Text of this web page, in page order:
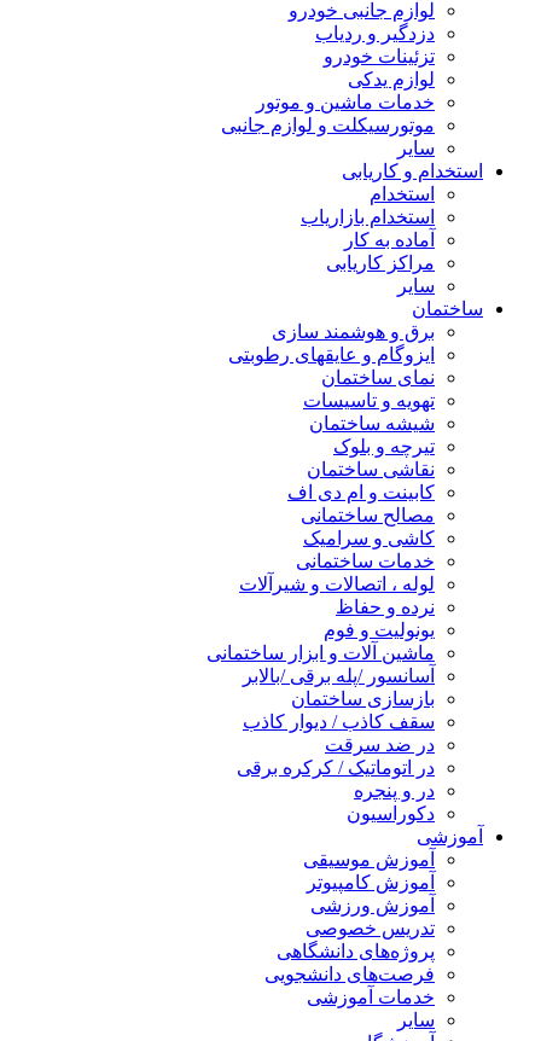
لوازم جانبی خودرو
دزدگیر و ردیاب
تزئینات خودرو
لوازم یدکی
خدمات ماشین و موتور
موتورسیکلت و لوازم جانبی
سایر
استخدام و کاریابی
استخدام
استخدام بازاریاب
آماده به کار
مراکز کاریابی
سایر
ساختمان
برق و هوشمند سازی
ایزوگام و عایقهای رطوبتی
نمای ساختمان
تهویه و تاسیسات
شیشه ساختمان
تیرچه و بلوک
نقاشی ساختمان
کابینت و ام دی اف
مصالح ساختمانی
کاشی و سرامیک
خدمات ساختمانی
لوله ، اتصالات و شیرآلات
نرده و حفاظ
یونولیت و فوم
ماشین آلات و ابزار ساختمانی
آسانسور /پله برقی /بالابر
بازسازی ساختمان
سقف کاذب / دیوار کاذب
در ضد سرقت
در اتوماتیک / کرکره برقی
در و پنجره
دکوراسیون
آموزشی
آموزش موسیقی
آموزش کامپیوتر
آموزش ورزشی
تدریس خصوصی
پروژه‌های دانشگاهی
فرصت‌های دانشجویی
خدمات آموزشی
سایر